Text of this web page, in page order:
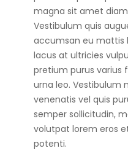
magna sit amet
Vestibulum quis
accumsan eu mattis
lacus at ultricies
pretium purus varius
urna leo. Vestibulum
venenatis vel quis
semper sollicitudin,
volutpat lorem eros
potenti.